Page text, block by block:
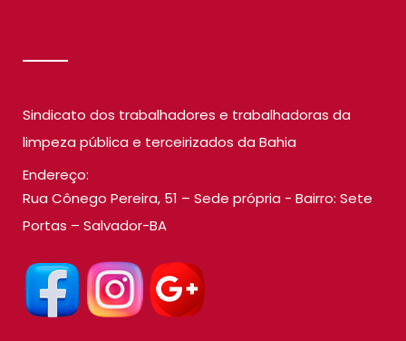
Sindicato dos trabalhadores e trabalhadoras da
limpeza pública e terceirizados da Bahia
Endereço:
Rua Cônego Pereira, 51 – Sede própria - Bairro: Sete
Portas – Salvador-BA